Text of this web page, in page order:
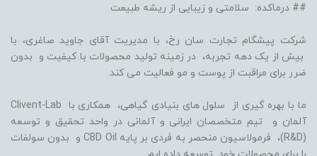
## درماکده: سلامتی و زیبایی از ریشه طبیعت
شرکت پیشگام تجارت سان رخ، با مدیریت آقای جاوید صاغری، با
بیش از یک دهه تجربه، در زمینه تولید محصولات با کیفیت و بدون
ضرر برای مراقبت از پوست و مو فعالیت می کند.
ما با بهره گیری از سلول های بنیادی گیاهی، همکاری با Clivent-Lab
آلمان و تیم متخصصان ایرانی و آلمانی در واحد تحقیق و توسعه
(R&D)، فرمولاسیون منحصر به فردی بر پایه CBD Oil و بدون سولفات